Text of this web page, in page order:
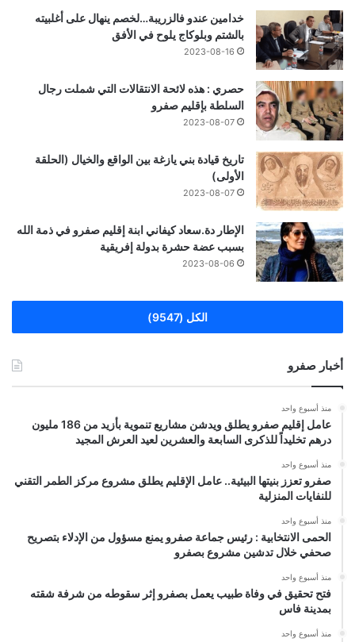
خدامين عندو فالزريبة…لخصم ينهال على أغلبيته
بالشتم وبلوكاج يلوح في الأفق
2023-08-16
حصري : هذه لائحة الانتقالات التي شملت رجال
السلطة بإقليم صفرو
2023-08-07
تاريخ قيادة بني يازغة بين الواقع والخيال (الحلقة
الأولى)
2023-08-07
الإطار دة.سعاد كيفاني ابنة إقليم صفرو في ذمة الله
بسبب عضة حشرة بدولة إفريقية
2023-08-06
الكل (9547)
أخبار صفرو
منذ أسبوع واحد
عامل إقليم صفرو يطلق ويدشن مشاريع تنموية بأزيد من 186 مليون
درهم تخليداً للذكرى السابعة والعشرين لعيد العرش المجيد
منذ أسبوع واحد
صفرو تعزز بنيتها البيئية.. عامل الإقليم يطلق مشروع مركز الطمر التقني
للنفايات المنزلية
منذ أسبوع واحد
الحمى الانتخابية : رئيس جماعة صفرو يمنع مسؤول من الإدلاء بتصريح
صحفي خلال تدشين مشروع بصفرو
منذ أسبوع واحد
فتح تحقيق في وفاة طبيب يعمل بصفرو إثر سقوطه من شرفة شقته
بمدينة فاس
منذ أسبوع واحد